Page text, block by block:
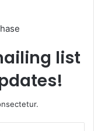
list